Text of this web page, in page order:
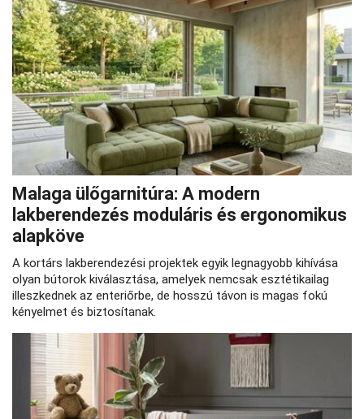
Malaga ülőgarnitúra: A modern
lakberendezés moduláris és ergonomikus
alapköve
A kortárs lakberendezési projektek egyik legnagyobb kihívása
olyan bútorok kiválasztása, amelyek nemcsak esztétikailag
illeszkednek az enteriőrbe, de hosszú távon is magas fokú
kényelmet és biztosítanak.